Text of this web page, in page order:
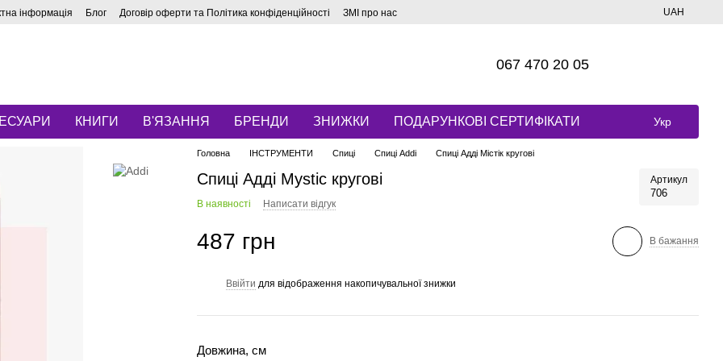
інформація Блог Договір оферти та Політика конфіденційності ЗМІ про нас UAH
067 470 20 05
КНИГИ В'ЯЗАННЯ БРЕНДИ ЗНИЖКИ ПОДАРУНКОВІ СЕРТИФІКАТИ Укр
Головна ІНСТРУМЕНТИ Спиці Спиці Addi Спиці Адді Містік кругові
Спиці Адді Mystic кругові Артикул
706
В наявності Написати відгук
487 грн В бажання
Ввійти для відображення накопичувальної знижки
Довжина, см